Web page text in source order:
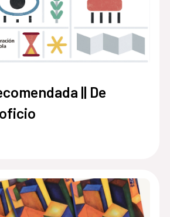
|| De